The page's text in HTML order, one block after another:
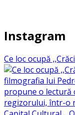
Instagram
Ce loc ocupă